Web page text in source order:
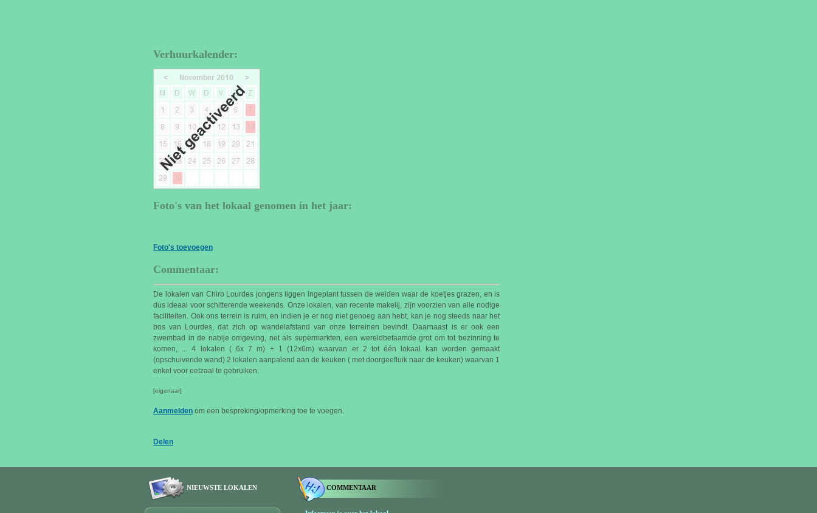
Verhuurkalender:
Foto's van het lokaal genomen in het jaar:
Foto's toevoegen
Commentaar:
De lokalen van Chiro Lourdes jongens liggen ingeplant tussen de weiden waar de koetjes grazen, en is
dus ideaal voor schitterende weekends. Onze lokalen, van recente makelij, zijn voorzien van alle nodige
faciliteiten. Ook ons terrein is ruim, en indien je er nog niet genoeg aan hebt, kan je nog steeds naar het
bos van Lourdes, dat zich op wandelafstand van onze terreinen bevindt. Daarnaast is er ook een
zwembad in de nabije omgeving, net als supermarkten, een wereldbefaamde grot om tot bezinning te
komen, ... 4 lokalen ( 6x 7 m) + 1 (12x6m) waarvan er 2 tot één lokaal kan worden gemaakt
(opschuivende wand) 2 lokalen aanpalend aan de keuken ( met doorgeefluik naar de keuken) waarvan 1
enkel voor eetzaal te gebruiken.
[eigenaar]
Aanmelden om een bespreking/opmerking toe te voegen.
Delen
NIEUWSTE LOKALEN COMMENTAAR